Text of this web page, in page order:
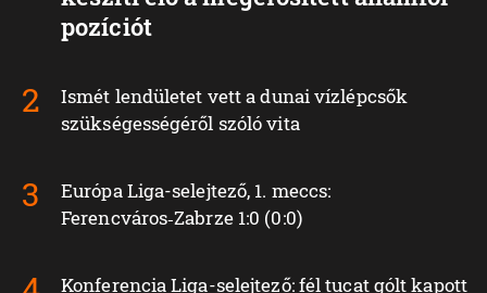
pozíciót
Ismét lendületet vett a dunai vízlépcsők
szükségességéről szóló vita
Európa Liga-selejtező, 1. meccs:
Ferencváros‑Zabrze 1:0 (0:0)
Konferencia Liga-selejtező: fél tucat gólt kapott